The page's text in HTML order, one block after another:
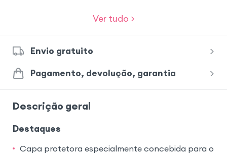
Ver tudo >
Envio gratuito
Pagamento, devolução, garantia
Descrição geral
Destaques
Capa protetora especialmente concebida para o